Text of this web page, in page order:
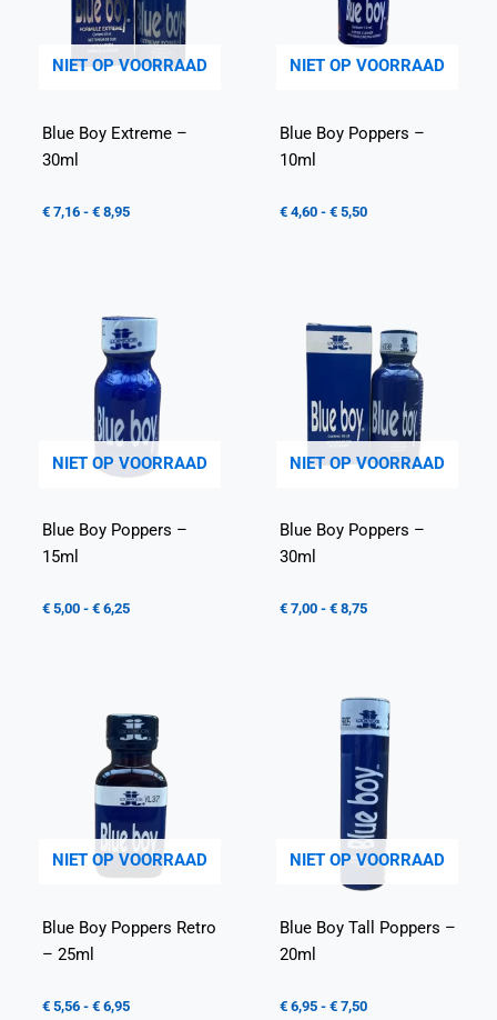
NIET OP VOORRAAD
Blue Boy Extreme –
30ml
€7,16- €8,95
NIET OP VOORRAAD
Blue Boy Poppers –
10ml
€4,60- €5,50
NIET OP VOORRAAD
Blue Boy Poppers –
15ml
€5,00- €6,25
NIET OP VOORRAAD
Blue Boy Poppers –
30ml
€7,00- €8,75
NIET OP VOORRAAD
Blue Boy Poppers Retro
– 25ml
€5,56- €6,95
NIET OP VOORRAAD
Blue Boy Tall Poppers –
20ml
€6,95- €7,50